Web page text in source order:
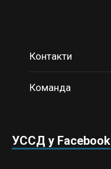
Контакти
Команда
УССД у Facebook